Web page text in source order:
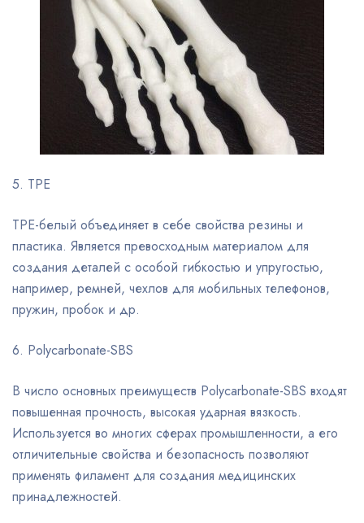
5. TPE
TPE-белый объединяет в себе свойства резины и
пластика. Является превосходным материалом для
создания деталей с особой гибкостью и упругостью,
например, ремней, чехлов для мобильных телефонов,
пружин, пробок и др.
6. Polycarbonate-SBS
В число основных преимуществ Polycarbonate-SBS входят
повышенная прочность, высокая ударная вязкость.
Используется во многих сферах промышленности, а его
отличительные свойства и безопасность позволяют
применять филамент для создания медицинских
принадлежностей.